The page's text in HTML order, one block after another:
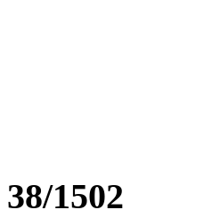
38/1502